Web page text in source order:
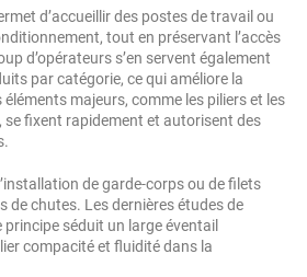
d’accueillir des postes de travail ou
tout en préservant l’accès
d’opérateurs s’en servent également
par catégorie, ce qui améliore la
majeurs, comme les piliers et les
se fixent rapidement et autorisent des
de garde-corps ou de filets
de chutes. Les dernières études de
séduit un large éventail
compacité et fluidité dans la